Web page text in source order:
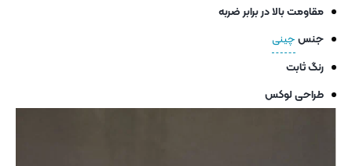
مقاومت بالا در برابر ضربه
جنسچینی
رنگ ثابت
طراحی لوکس